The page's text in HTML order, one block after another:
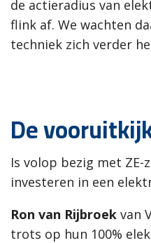
de actieradius van
flink af. We wachten
techniek zich verder
De
Is volop bezig met
investeren in een
Ron van Rijbroek van
trots op hun 100%